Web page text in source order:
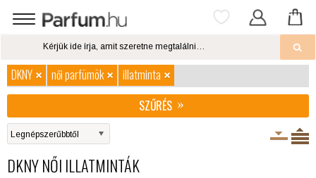
DKNY női parfümök
illatminta
SZŰRÉS
DKNY NŐI ILLATMINTÁK